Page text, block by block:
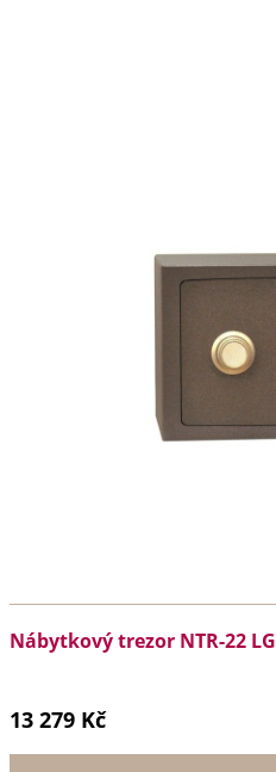
Nábytkový trezor NTR-22 LG
13 279 Kč